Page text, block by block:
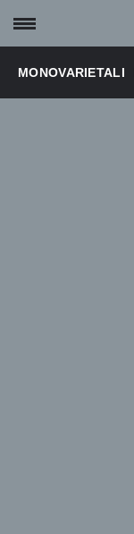
MONOVARIETALI